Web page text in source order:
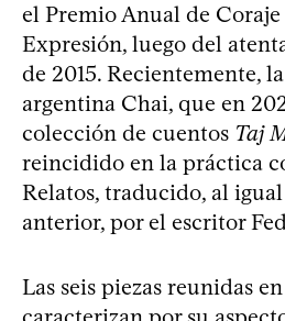
el Premio Anual de
Expresión, luego del
de 2015. Recientemente,
argentina Chai, que en
colección de cuentos Taj
reincidido en la práctica
Relatos, traducido, al
anterior, por el escritor
Las seis piezas reunidas